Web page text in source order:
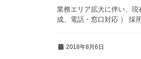
業務エリア拡大に伴い、
成、電話・窓口対応 ） 採
2018年8月6日